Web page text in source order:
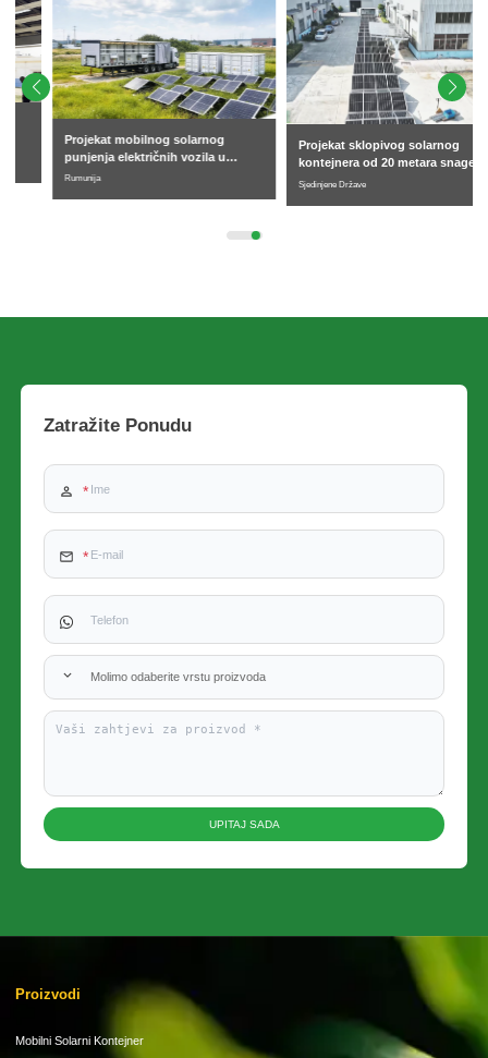
Projekat mobilnog solarnog
punjenja električnih vozila u
Rumuniji
Projekat sklopivog solarnog
kontejnera od 20 metara snage 91
kW u Sjedinjenim Američkim
Državama
Sjedinjene Države
Zatražite Ponudu
Molimo odaberite vrstu proizvoda
UPITAJ SADA
Proizvodi
Mobilni Solarni Kontejner